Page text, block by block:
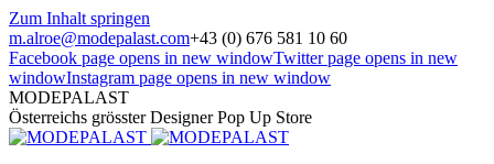
Zum Inhalt springen
m.alroe@modepalast.com+43 (0) 676 581 10 60
Facebook page opens in new windowTwitter page opens in new
windowInstagram page opens in new window
MODEPALAST
Österreichs grösster Designer Pop Up Store